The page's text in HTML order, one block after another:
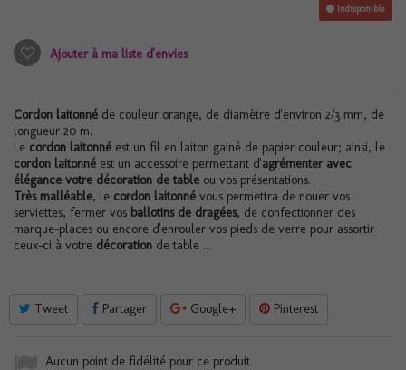
Indisponible
Ajouter à ma liste d'envies
Cordon laitonné de couleur orange, de diamètre d'environ 2/3 mm, de
longueur 20 m.
Le cordon laitonné est un fil en laiton gainé de papier couleur; ainsi, le
cordon laitonné est un accessoire permettant d'agrémenter avec
élégance votre décoration de table ou vos présentations.
Très malléable, le cordon laitonné vous permettra de nouer vos
serviettes, fermer vos ballotins de dragées, de confectionner des
marque-places ou encore d'enrouler vos pieds de verre pour assortir
ceux-ci à votre décoration de table ...
Tweet Partager Google+ Pinterest
Aucun point de fidélité pour ce produit.